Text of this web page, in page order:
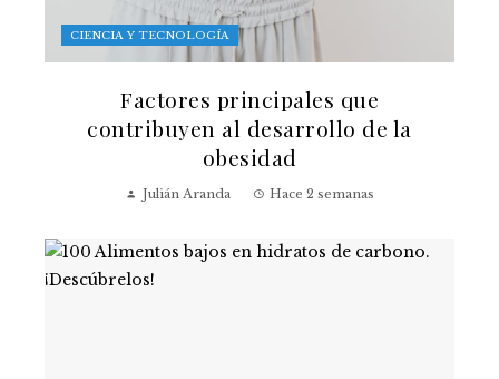
CIENCIA Y TECNOLOGÍA
Factores principales que
contribuyen al desarrollo de la
obesidad
Julián Aranda Hace 2 semanas